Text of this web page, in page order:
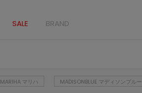
SALE BRAND
MARIHA マリハ MADISONBLUE マディソンブルー